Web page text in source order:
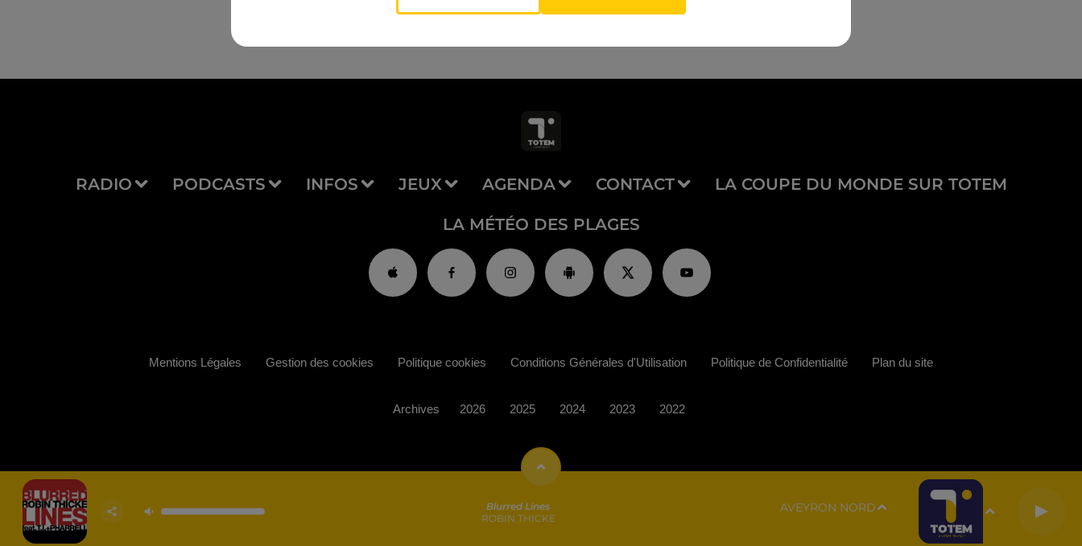
RADIO PODCASTS INFOS JEUX AGENDA CONTACT LA COUPE DU MONDE SUR TOTEM
LA MÉTÉO DES PLAGES
Blurred Lines
ROBIN THICKE
AVEYRON NORD
Mentions Légales Gestion des cookies Politique cookies Conditions Générales d'Utilisation Politique de Confidentialité Plan du site
Archives 2026 2025 2024 2023 2022